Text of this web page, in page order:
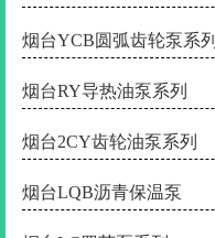
烟台YCB圆弧齿轮泵系列
烟台RY导热油泵系列
烟台2CY齿轮油泵系列
烟台LQB沥青保温泵